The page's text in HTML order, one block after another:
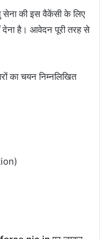
सेना की इस वैकेंसी के लिए
देना है। आवेदन पूरी तरह से
का चयन निम्नलिखित